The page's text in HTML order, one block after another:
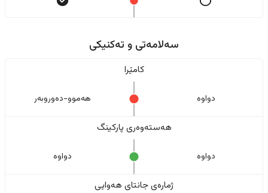
سەلامەتی و تەکنیکی
کامێرا
دواوە هەموو-دەوروبەر
هەستەوەری پارکینگ
دواوە دواوە
ژمارەی جانتای هەوایی